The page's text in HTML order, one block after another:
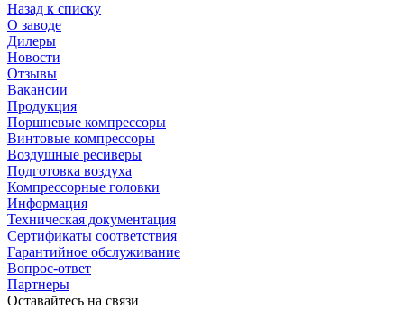
Назад к списку
О заводе
Дилеры
Новости
Отзывы
Вакансии
Продукция
Поршневые компрессоры
Винтовые компрессоры
Воздушные ресиверы
Подготовка воздуха
Компрессорные головки
Информация
Техническая документация
Сертификаты соответствия
Гарантийное обслуживание
Вопрос-ответ
Партнеры
Оставайтесь на связи